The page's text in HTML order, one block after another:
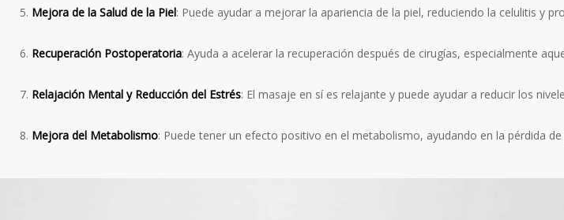
Mejora de la Salud de la Piel: Puede ayudar a mejorar la apariencia de la piel, reduciendo la celulitis y
Recuperación Postoperatoria: Ayuda a acelerar la recuperación después de cirugías, especialmente
Relajación Mental y Reducción del Estrés: El masaje en sí es relajante y puede ayudar a reducir los
Mejora del Metabolismo: Puede tener un efecto positivo en el metabolismo, ayudando en la pérdida